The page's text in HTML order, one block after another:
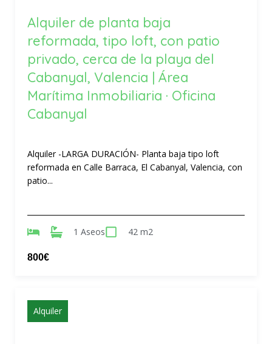
Alquiler de planta baja
reformada, tipo loft, con patio
privado, cerca de la playa del
Cabanyal, Valencia | Área
Marítima Inmobiliaria · Oficina
Cabanyal
Alquiler -LARGA DURACIÓN- Planta baja tipo loft
reformada en Calle Barraca, El Cabanyal, Valencia, con
patio...
1 Aseos 42 m2
800€
Alquiler